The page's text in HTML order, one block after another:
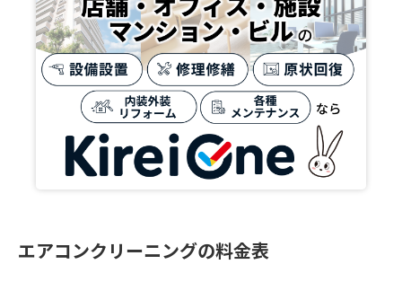
エアコンクリーニングの料金表